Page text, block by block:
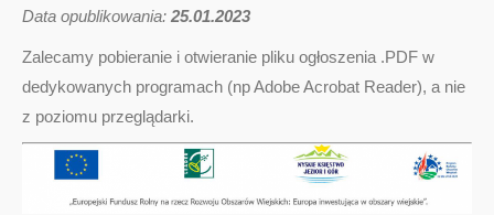
Data opublikowania: 25.01.2023
Zalecamy pobieranie i otwieranie pliku ogłoszenia .PDF w
dedykowanych programach (np Adobe Acrobat Reader), a nie
z poziomu przeglądarki.